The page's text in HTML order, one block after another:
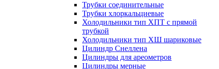
Трубки соединительные
Трубки хлоркальциевые
Холодильники тип ХПТ с прямой
трубкой
Холодильники тип ХШ шариковые
Цилиндр Снеллена
Цилиндры для ареометров
Цилиндры мерные